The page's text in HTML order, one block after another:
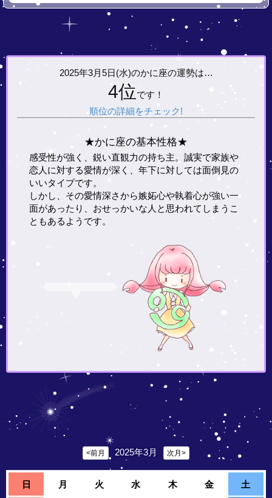
2025年3月5日(水)のかに座の運勢は…
4位です！
順位の詳細をチェック!
★かに座の基本性格★
感受性が強く、鋭い直観力の持ち主。誠実で家族や
恋人に対する愛情が深く、年下に対しては面倒見の
いいタイプです。
しかし、その愛情深さから嫉妬心や執着心が強い一
面があったり、おせっかいな人と思われてしまうこ
ともあるようです。
<前月 2025年3月 次月>
日 月 火 水 木 金 土